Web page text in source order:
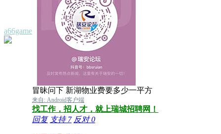
a66game
冒昧问下 新湖物业费要多少一平方
来自: Android客户端
找工作，招人才，就上瑞城招聘网！
回复 支持7 反对0